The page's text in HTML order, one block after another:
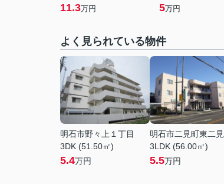
11.3万円 5万円
よく見られている物件
明石市野々上１丁目
3DK (51.50㎡)
5.4万円
明石市二見町東二見
3LDK (56.00㎡)
5.5万円